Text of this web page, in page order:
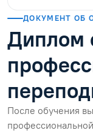
ДОКУМЕНТ ОБ
Диплом
После обучения